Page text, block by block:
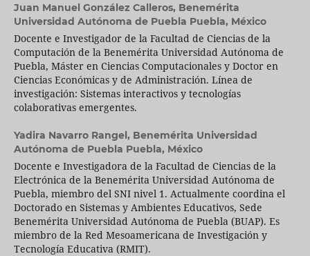
Juan Manuel González Calleros, Benemérita
Universidad Autónoma de Puebla Puebla, México
Docente e Investigador de la Facultad de Ciencias de la
Computación de la Benemérita Universidad Autónoma de
Puebla, Máster en Ciencias Computacionales y Doctor en
Ciencias Económicas y de Administración. Línea de
investigación: Sistemas interactivos y tecnologías
colaborativas emergentes.
Yadira Navarro Rangel, Benemérita Universidad
Autónoma de Puebla Puebla, México
Docente e Investigadora de la Facultad de Ciencias de la
Electrónica de la Benemérita Universidad Autónoma de
Puebla, miembro del SNI nivel 1. Actualmente coordina el
Doctorado en Sistemas y Ambientes Educativos, Sede
Benemérita Universidad Autónoma de Puebla (BUAP). Es
miembro de la Red Mesoamericana de Investigación y
Tecnología Educativa (RMIT).